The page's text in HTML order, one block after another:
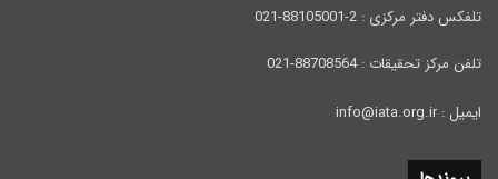
تلفکس دفتر مرکزی : 2-88105001-021
تلفن مرکز تحقیقات : 88708564-021
ایمیل : info@iata.org.ir